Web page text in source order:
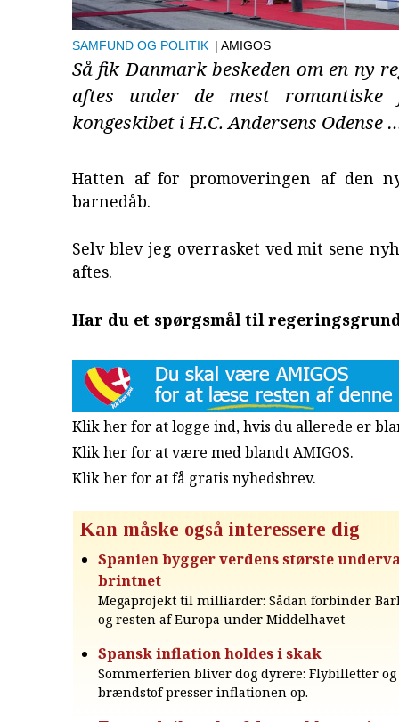
SAMFUND OG POLITIK | AMIGOS
Så fik Danmark beskeden om en ny
aftes under de mest romantiske
kongeskibet i H.C. Andersens Odense
Hatten af for promoveringen af den
barnedåb.
Selv blev jeg overrasket ved mit sene
aftes.
Har du et spørgsmål til
Klik her for at logge ind, hvis du allerede er
Klik her for at være med blandt AMIGOS.
Klik her for at få gratis nyhedsbrev.
Kan måske også interessere dig
Spanien bygger verdens største
brintnet
Megaprojekt til milliarder: Sådan forbinder
og resten af Europa under Middelhavet
Spansk inflation holdes i skak
Sommerferien bliver dog dyrere: Flybilletter
brændstof presser inflationen op.